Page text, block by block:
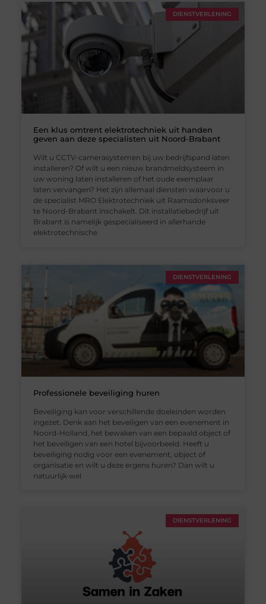
DIENSTVERLENING
Een klus omtrent elektrotechniek uit handen
geven aan deze specialisten uit Noord-Brabant
Wilt u CCTV-camerasystemen bij uw bedrijfspand laten
installeren? Of wilt u een nieuw brandmeldsysteem in
uw woning laten installeren of het oude exemplaar
laten vervangen? Het zijn allemaal diensten waarvoor u
de specialist MRO Elektrotechniek uit Raamsdonksveer
te Noord-Brabant inschakelt. Dit installatiebedrijf uit
Brabant is namelijk gespecialiseerd in allerhande
elektrotechnische
DIENSTVERLENING
Professionele beveiliging huren
Beveiliging kan voor verschillende doeleinden worden
ingezet. Denk aan het beveiligen van een evenement in
Noord-Holland, het bewaken van een bepaald object of
het beveiligen van een hotel bijvoorbeeld. Heeft u
beveiliging nodig voor een evenement, object of
organisatie en wilt u deze ergens huren? Dan wilt u
natuurlijk wel
DIENSTVERLENING